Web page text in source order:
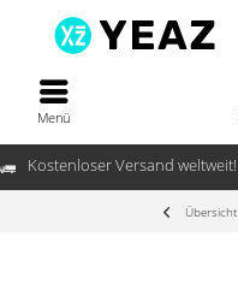
Kostenloser Versand weltweit!
Menü
Übersicht